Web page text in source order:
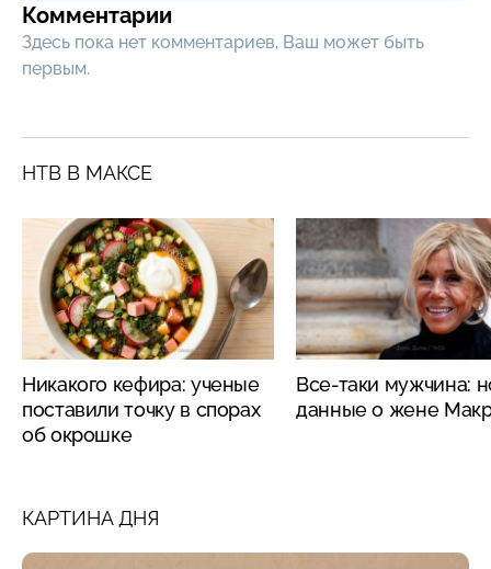
Комментарии
Здесь пока нет комментариев, Ваш может быть
первым.
НТВ В МАКСЕ
Никакого кефира: ученые
поставили точку в спорах
об окрошке
Все-таки мужчина:
данные о жене
КАРТИНА ДНЯ